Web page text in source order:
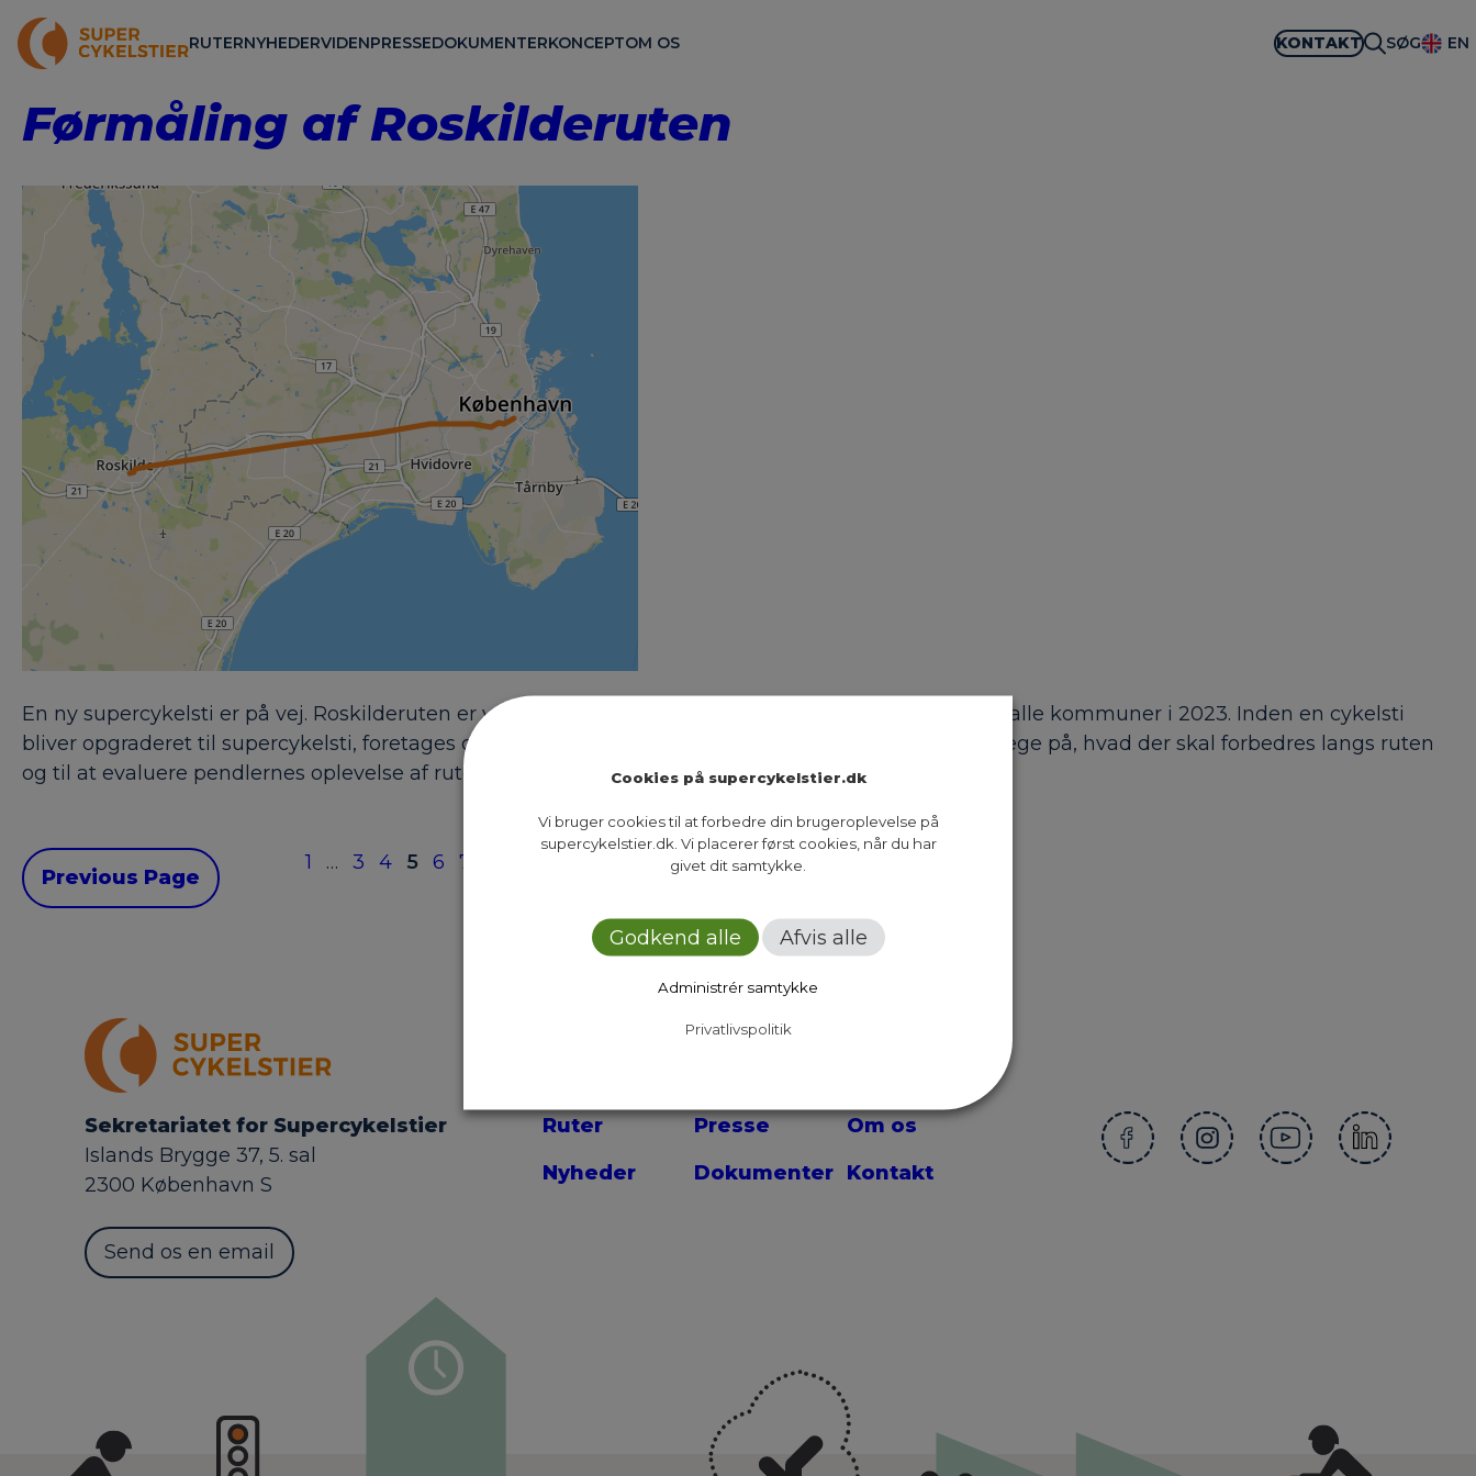
RUTERNYHEDERVIDENPRESSEDOKUMENTERKONCEPTOM OS KONTAKT SØG EN
Førmåling af Roskilderuten
En ny supercykelsti er på vej. Roskilderuten er ved at blive opgraderet og forventes at være færdig i alle kommuner i 2023. Inden en cykelsti
bliver opgraderet til supercykelsti, foretages der førmålinger på ruten. Førmålingerne bruges til at pege på, hvad der skal forbedres langs ruten
og til at evaluere pendlernes oplevelse af ruten før…
Previous Page
1 … 3 4 5 6 7
Next Page
Sekretariatet for Supercykelstier
Islands Brygge 37, 5. sal
2300 København S
Send os en email
Ruter
Nyheder
Presse
Dokumenter
Om os
Kontakt
Cookies på supercykelstier.dk
Vi bruger cookies til at forbedre din brugeroplevelse på
supercykelstier.dk. Vi placerer først cookies, når du har
givet dit samtykke.
Godkend alle Afvis alle
Administrér samtykke
Privatlivspolitik